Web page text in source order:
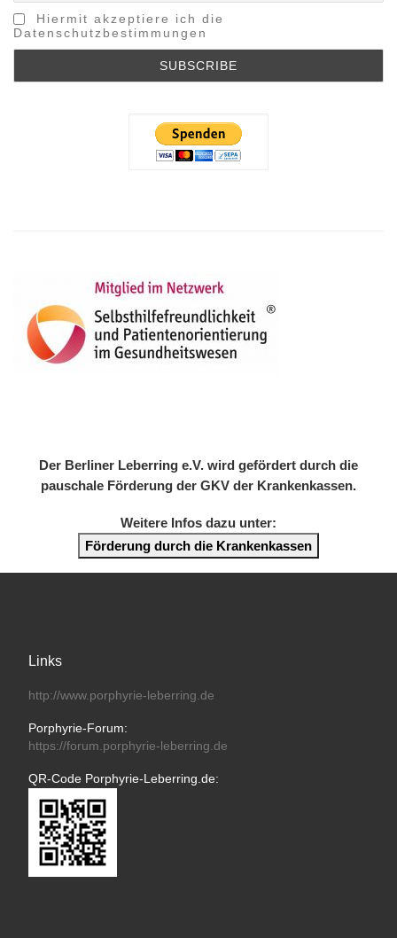
Hiermit akzeptiere ich die
Datenschutzbestimmungen
Der Berliner Leberring e.V. wird gefördert durch die
pauschale Förderung der GKV der Krankenkassen.
Weitere Infos dazu unter:
Förderung durch die Krankenkassen
Links
http://www.porphyrie-leberring.de
Porphyrie-Forum:
https://forum.porphyrie-leberring.de
QR-Code Porphyrie-Leberring.de: